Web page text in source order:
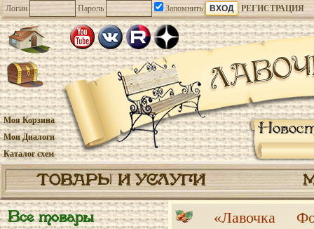
Логин Пароль Запомнить РЕГИСТРАЦИЯ
Моя Корзина
Мои Диалоги
Каталог схем
ТОВАРЫ И УСЛУГИ
Все товары
«Лавочка